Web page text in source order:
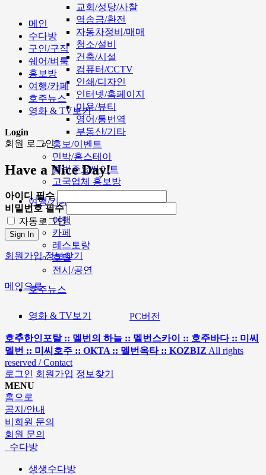
교회/성당/사찰
역송금/환전
자동차정비/매매
청소/설비
건축/시설
컴퓨터/CCTV
인쇄/디자인
인터넷/홈페이지
미용/뷰티
영어/통번역
부동산/기타
홍보/이벤트
민박/홈스테이
멜번주요싸이트
고국업체 홍보방
여행/카페
여행
카페
레스토랑
호텔
전시/공연
호주뉴스
영화 & TV보기
메인
수다방
구인/구직
쉐어/벼룩
홍보방
여행/카페
호주뉴스
영화 & TV보기
Login
회원 로그인
Have a Nice Day!
아이디 필수
비밀번호필수
자동로그인
Sign In
회원가입 정보찾기
메인으로
PC버전
호주한인포탈 :: 멜번의 하늘 :: 멜번스카이 :: 호주바다 :: 미씨
멜번 :: 미씨호주 :: OKTA :: 멜번옥타 :: KOZBIZ All rights
reserved / Contact
로그인 회원가입 정보찾기
MENU
홈으로
공지/안내
비회원 문의
회원 문의
수다방
생생수다방